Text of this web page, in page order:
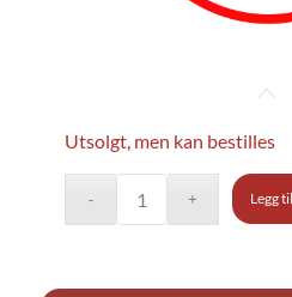
Utsolgt, men kan bestilles
Legg